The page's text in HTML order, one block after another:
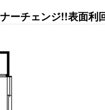
チェンジ!!表面利